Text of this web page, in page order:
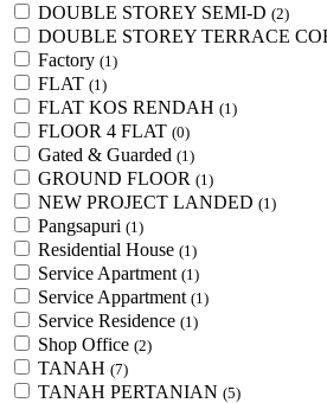
DOUBLE STOREY SEMI-D (2)
DOUBLE STOREY TERRACE
Factory (1)
FLAT (1)
FLAT KOS RENDAH (1)
FLOOR 4 FLAT (0)
Gated & Guarded (1)
GROUND FLOOR (1)
NEW PROJECT LANDED (1)
Pangsapuri (1)
Residential House (1)
Service Apartment (1)
Service Appartment (1)
Service Residence (1)
Shop Office (2)
TANAH (7)
TANAH PERTANIAN (5)